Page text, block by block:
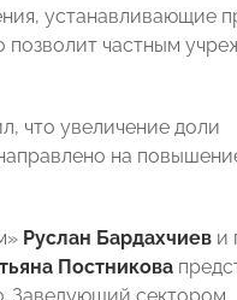
устанавливающие
позволит частным
что увеличение доли
на
Руслан Бардахчиев и
Постникова